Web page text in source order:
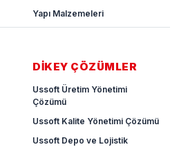
Yapı Malzemeleri
DİKEY ÇÖZÜMLER
Ussoft Üretim Yönetimi
Çözümü
Ussoft Kalite Yönetimi Çözümü
Ussoft Depo ve Lojistik